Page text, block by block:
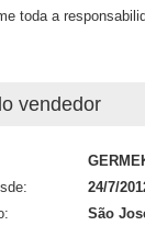
toda a
vendedor
24/7/
São